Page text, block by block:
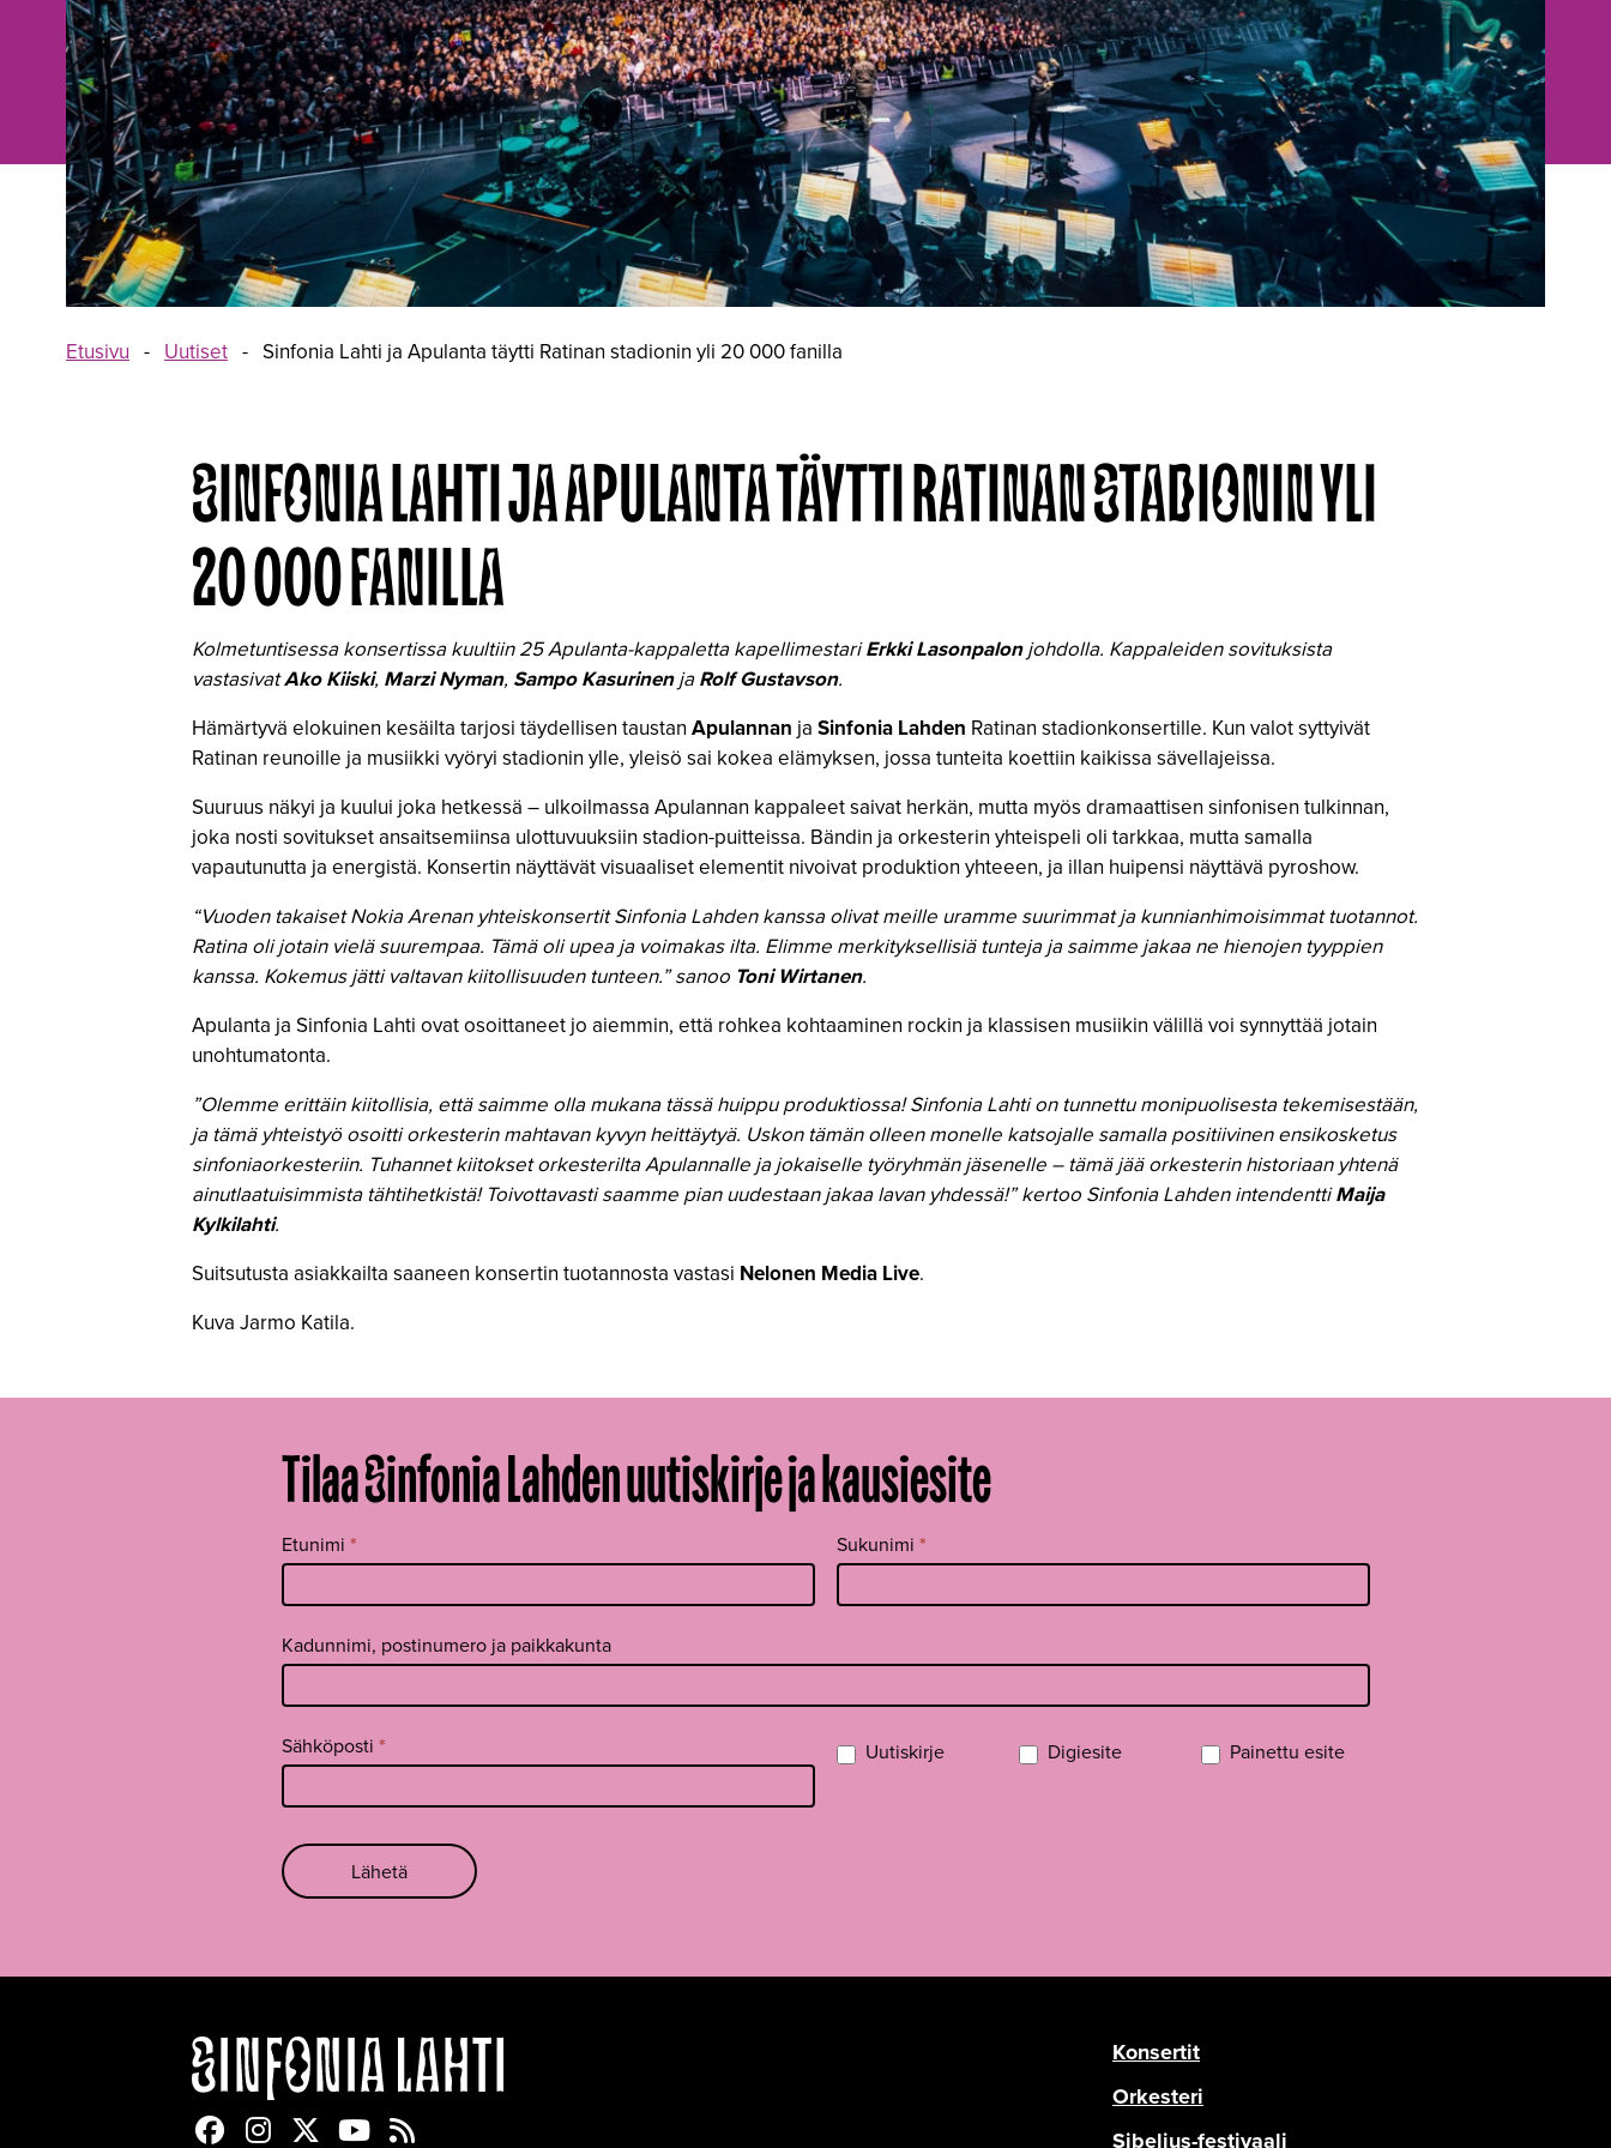
Etusivu - Uutiset - Sinfonia Lahti ja Apulanta täytti Ratinan stadionin yli 20 000 fanilla
SINFONIA LAHTI JA APULANTA TÄYTTI RATINAN STADIONIN YLI
20 000 FANILLA
Kolmetuntisessa konsertissa kuultiin 25 Apulanta-kappaletta kapellimestariErkki Lasonpalonjohdolla. Kappaleiden sovituksista
vastasivatAko Kiiski, Marzi Nyman, Sampo KasurinenjaRolf Gustavson.
Hämärtyvä elokuinen kesäilta tarjosi täydellisen taustan Apulannan ja Sinfonia Lahden Ratinan stadionkonsertille. Kun valot syttyivät
Ratinan reunoille ja musiikki vyöryi stadionin ylle, yleisö sai kokea elämyksen, jossa tunteita koettiin kaikissa sävellajeissa.
Suuruus näkyi ja kuului joka hetkessä – ulkoilmassa Apulannan kappaleet saivat herkän, mutta myös dramaattisen sinfonisen tulkinnan,
joka nosti sovitukset ansaitsemiinsa ulottuvuuksiin stadion-puitteissa. Bändin ja orkesterin yhteispeli oli tarkkaa, mutta samalla
vapautunutta ja energistä. Konsertin näyttävät visuaaliset elementit nivoivat produktion yhteeen, ja illan huipensi näyttävä pyroshow.
“Vuoden takaiset Nokia Arenan yhteiskonsertit Sinfonia Lahden kanssa olivat meille uramme suurimmat ja kunnianhimoisimmat tuotannot.
Ratina oli jotain vielä suurempaa. Tämä oli upea ja voimakas ilta. Elimme merkityksellisiä tunteja ja saimme jakaa ne hienojen tyyppien
kanssa. Kokemus jätti valtavan kiitollisuuden tunteen.” sanoo Toni Wirtanen.
Apulanta ja Sinfonia Lahti ovat osoittaneet jo aiemmin, että rohkea kohtaaminen rockin ja klassisen musiikin välillä voi synnyttää jotain
unohtumatonta.
”Olemme erittäin kiitollisia, että saimme olla mukana tässä huippu produktiossa! Sinfonia Lahti on tunnettu monipuolisesta tekemisestään,
ja tämä yhteistyö osoitti orkesterin mahtavan kyvyn heittäytyä. Uskon tämän olleen monelle katsojalle samalla positiivinen ensikosketus
sinfoniaorkesteriin. Tuhannet kiitokset orkesterilta Apulannalle ja jokaiselle työryhmän jäsenelle – tämä jää orkesterin historiaan yhtenä
ainutlaatuisimmista tähtihetkistä! Toivottavasti saamme pian uudestaan jakaa lavan yhdessä!” kertoo Sinfonia Lahden intendenttiMaija
Kylkilahti.
Suitsutusta asiakkailta saaneen konsertin tuotannosta vastasi Nelonen Media Live.
Kuva Jarmo Katila.
Tilaa Sinfonia Lahden uutiskirje ja kausiesite
Tilaa
uutiskirje
footer FI
Etunimi * Sukunimi*
Kadunnimi, postinumero ja paikkakunta
Sähköposti * Uutiskirje Digiesite Painettu esite
Lähetä
Konsertit
Orkesteri
Sibelius-festivaali